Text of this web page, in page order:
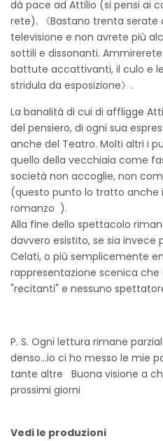
dà pace ad Attilio (si pensi ai
rete). 《Bastano trenta
televisione e non avrete più
sottili e dissonanti.
battute accattivanti, il culo e
stridula da esposizione》.
La banalità di cui di affligge
del pensiero, di ogni sua
anche del Teatro. Molti altri i
quello della vecchiaia come
società non accoglie, non
(questo punto lo tratto anche
romanzo ).
Alla fine dello spettacolo
davvero esistito, se sia
Celati, o più semplicemente
rappresentazione scenica
"recitanti" e nessuno
P. S. Ogni lettura rimane
denso...io ci ho messo le mie
tante altre Buona visione a
prossimi giorni
Vedi le produzioni